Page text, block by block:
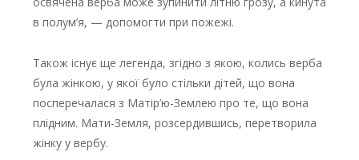
в полум’я, — допомогти при пожежі.
Також існує ще легенда, згідно з якою, колись верба
була жінкою, у якої було стільки дітей, що вона
посперечалася з Матір’ю-Землею про те, що вона
плідним. Мати-Земля, розсердившись, перетворила
жінку у вербу.